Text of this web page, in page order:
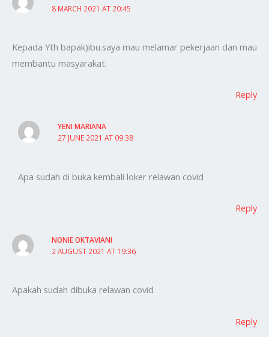
8 MARCH 2021 AT 20:45
Kepada Yth bapak)ibu.saya mau melamar pekerjaan dan mau
membantu masyarakat.
Reply
YENI MARIANA
27 JUNE 2021 AT 09:38
Apa sudah di buka kembali loker relawan covid
Reply
NONIE OKTAVIANI
2 AUGUST 2021 AT 19:36
Apakah sudah dibuka relawan covid
Reply